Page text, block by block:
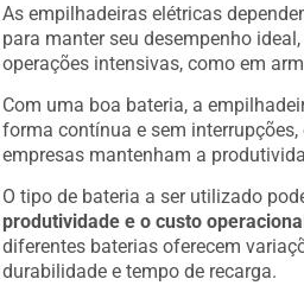
As empilhadeiras elétricas
para manter seu desempenho
operações intensivas, como em
Com uma boa bateria, a
forma contínua e sem
empresas mantenham a
O tipo de bateria a ser utilizado
produtividade e o custo operacional
diferentes baterias oferecem
durabilidade e tempo de recarga.